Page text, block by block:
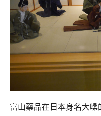
富山藥品在日本身名大